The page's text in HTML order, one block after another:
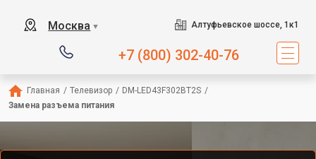
Москва ▼ Алтуфьевское шоссе, 1к1
+7 (800) 302-40-76
Главная / Телевизор / DM-LED43F302BT2S /
Замена разъема питания